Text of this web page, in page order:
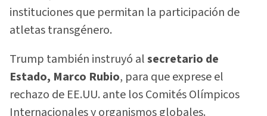
instituciones que permitan la participación de
atletas transgénero.
Trump también instruyó alsecretario de
Estado, Marco Rubio, para que exprese el
rechazo de EE.UU. ante los Comités Olímpicos
Internacionales y organismos globales.